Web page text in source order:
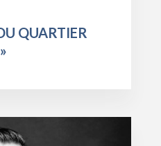
QUARTIER